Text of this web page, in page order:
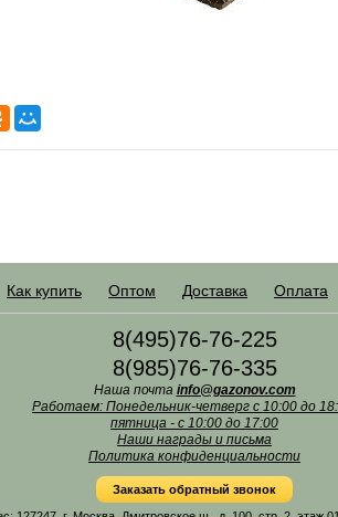
Как купить Оптом Доставка Оплата
8(495)76-76-225
8(985)76-76-335
Наша почта info@gazonov.com
Работаем: Понедельник-четверг с 10:00 до
пятница - с 10:00 до 17:00
Наши награды и письма
Политика конфиденциальности
Заказать обратный звонок